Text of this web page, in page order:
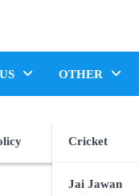
OTHER
Cricket
Jai Jawan